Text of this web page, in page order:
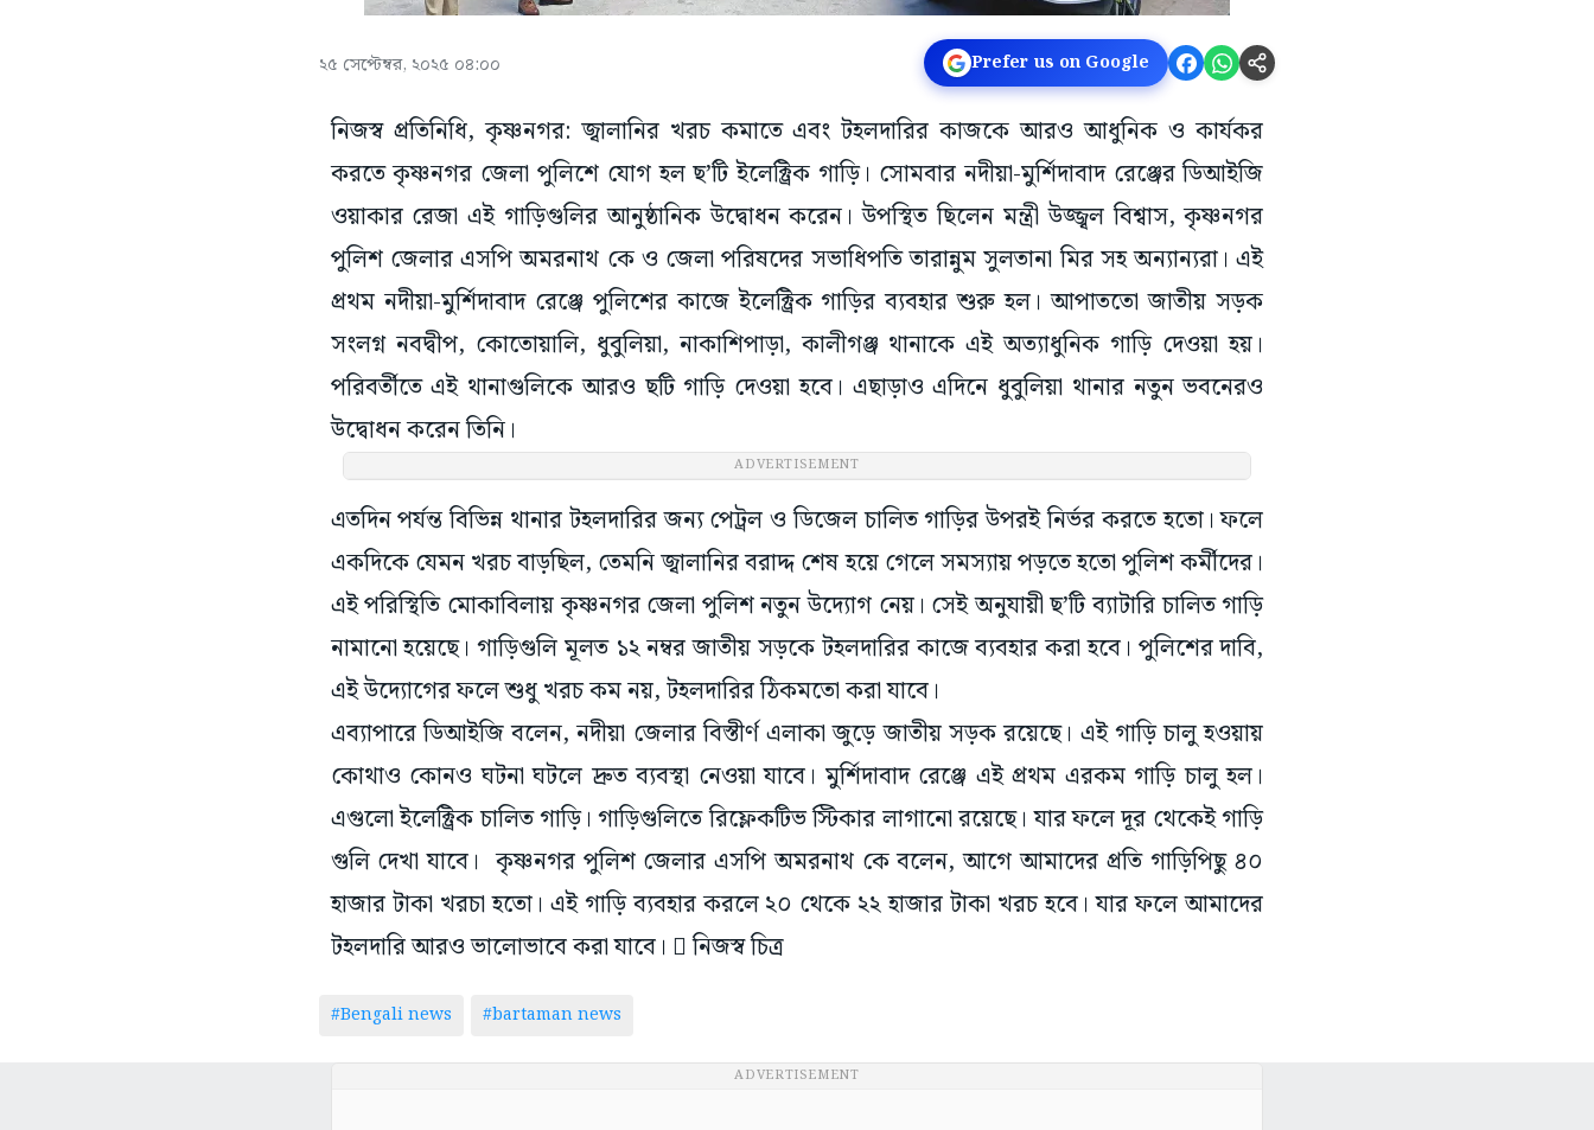
২৫ সেপ্টেম্বর, ২০২৫ ০৪:০০ Prefer us on Google
নিজস্ব প্রতিনিধি, কৃষ্ণনগর: জ্বালানির খরচ কমাতে এবং টহলদারির কাজকে আরও আধুনিক ও কার্যকর
করতে কৃষ্ণনগর জেলা পুলিশে যোগ হল ছ’টি ইলেক্ট্রিক গাড়ি। সোমবার নদীয়া-মুর্শিদাবাদ রেঞ্জের ডিআইজি
ওয়াকার রেজা এই গাড়িগুলির আনুষ্ঠানিক উদ্বোধন করেন। উপস্থিত ছিলেন মন্ত্রী উজ্জ্বল বিশ্বাস, কৃষ্ণনগর
পুলিশ জেলার এসপি অমরনাথ কে ও জেলা পরিষদের সভাধিপতি তারান্নুম সুলতানা মির সহ অন্যান্যরা। এই
প্রথম নদীয়া-মুর্শিদাবাদ রেঞ্জে পুলিশের কাজে ইলেক্ট্রিক গাড়ির ব্যবহার শুরু হল। আপাততো জাতীয় সড়ক
সংলগ্ন নবদ্বীপ, কোতোয়ালি, ধুবুলিয়া, নাকাশিপাড়া, কালীগঞ্জ থানাকে এই অত্যাধুনিক গাড়ি দেওয়া হয়।‌
পরিবর্তীতে এই থানাগুলিকে আরও ছটি গাড়ি দেওয়া হবে। এছাড়াও এদিনে ধুবুলিয়া থানার নতুন ভবনেরও
উদ্বোধন করেন তিনি।
ADVERTISEMENT
এতদিন পর্যন্ত বিভিন্ন থানার টহলদারির জন্য পেট্রল ও ডিজেল চালিত গাড়ির উপরই নির্ভর করতে হতো। ফলে
একদিকে যেমন খরচ বাড়ছিল, তেমনি জ্বালানির বরাদ্দ শেষ হয়ে গেলে সমস্যায় পড়তে হতো পুলিশ কর্মীদের।
এই পরিস্থিতি মোকাবিলায় কৃষ্ণনগর জেলা পুলিশ নতুন উদ্যোগ নেয়। সেই অনুযায়ী ছ’টি ব্যাটারি চালিত গাড়ি
নামানো হয়েছে। গাড়িগুলি মূলত ১২ নম্বর জাতীয় সড়কে টহলদারির কাজে ব্যবহার করা হবে। পুলিশের দাবি,
এই উদ্যোগের ফলে শুধু খরচ কম নয়, টহলদারির ঠিকমতো করা যাবে।
এব্যাপারে ডিআইজি বলেন, নদীয়া জেলার বিস্তীর্ণ এলাকা জুড়ে জাতীয় সড়ক রয়েছে। এই গাড়ি চালু হওয়ায়
কোথাও কোনও ঘটনা ঘটলে দ্রুত ব্যবস্থা নেওয়া যাবে। মুর্শিদাবাদ রেঞ্জে এই প্রথম এরকম গাড়ি চালু হল।
এগুলো ইলেক্ট্রিক চালিত গাড়ি। গাড়িগুলিতে রিফ্লেকটিভ স্টিকার লাগানো রয়েছে। যার ফলে দূর থেকেই গাড়ি
গুলি দেখা যাবে। কৃষ্ণনগর পুলিশ জেলার এসপি অমরনাথ কে বলেন, আগে আমাদের প্রতি গাড়িপিছু ৪০
হাজার টাকা খরচা হতো। এই গাড়ি ব্যবহার করলে ২০ থেকে ২২ হাজার টাকা খরচ হবে।‌ যার ফলে আমাদের
টহলদারি আরও ভালোভাবে করা যাবে।  নিজস্ব চিত্র
#Bengali news #bartaman news
ADVERTISEMENT